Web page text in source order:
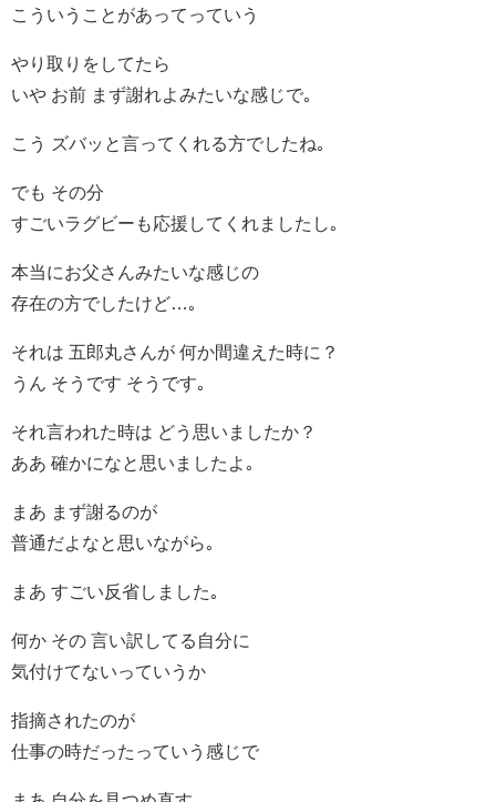
こういうことがあってっていう
やり取りをしてたら
いや お前 まず謝れよみたいな感じで｡
こう ズバッと言ってくれる方でしたね｡
でも その分
すごいラグビーも応援してくれましたし｡
本当にお父さんみたいな感じの
存在の方でしたけど…｡
それは 五郎丸さんが 何か間違えた時に？
うん そうです そうです｡
それ言われた時は どう思いましたか？
ああ 確かになと思いましたよ｡
まあ まず謝るのが
普通だよなと思いながら｡
まあ すごい反省しました｡
何か その 言い訳してる自分に
気付けてないっていうか
指摘されたのが
仕事の時だったっていう感じで